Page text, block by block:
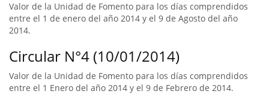
Valor de la Unidad de Fomento para los días comprendidos
entre el 1 de enero del año 2014 y el 9 de Agosto del año
2014.
Circular N°4 (10/01/2014)
Valor de la Unidad de Fomento para los días comprendidos
entre el 1 Enero del año 2014 y el 9 de Febrero de 2014.